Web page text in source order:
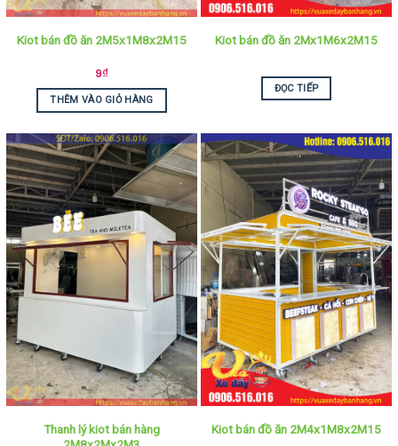
Kiot bán đồ ăn 2M5x1M8x2M15
9₫
THÊM VÀO GIỎ HÀNG
Kiot bán đồ ăn 2Mx1M6x2M15
ĐỌC TIẾP
Thanh lý kiot bán hàng
Kiot bán đồ ăn 2M4x1M8x2M15